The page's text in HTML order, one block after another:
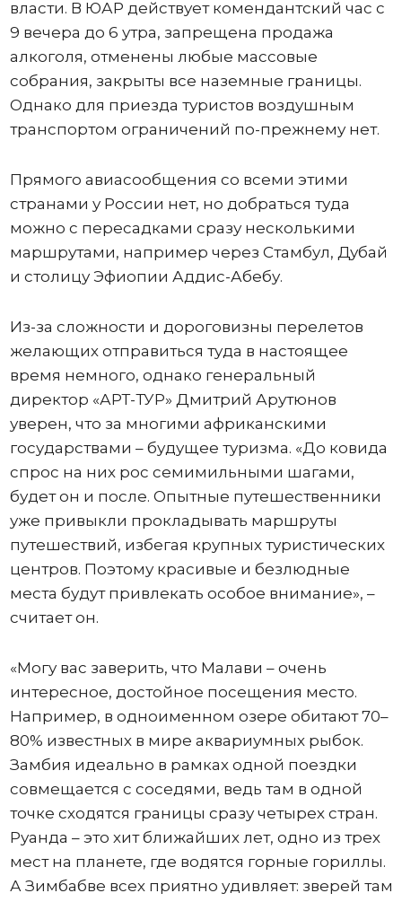
власти. В ЮАР действует комендантский час с
9 вечера до 6 утра, запрещена продажа
алкоголя, отменены любые массовые
собрания, закрыты все наземные границы.
Однако для приезда туристов воздушным
транспортом ограничений по-прежнему нет.
Прямого авиасообщения со всеми этими
странами у России нет, но добраться туда
можно с пересадками сразу несколькими
маршрутами, например через Стамбул, Дубай
и столицу Эфиопии Аддис-Абебу.
Из-за сложности и дороговизны перелетов
желающих отправиться туда в настоящее
время немного, однако генеральный
директор «АРТ-ТУР» Дмитрий Арутюнов
уверен, что за многими африканскими
государствами – будущее туризма. «До ковида
спрос на них рос семимильными шагами,
будет он и после. Опытные путешественники
уже привыкли прокладывать маршруты
путешествий, избегая крупных туристических
центров. Поэтому красивые и безлюдные
места будут привлекать особое внимание», –
считает он.
«Могу вас заверить, что Малави – очень
интересное, достойное посещения место.
Например, в одноименном озере обитают 70–
80% известных в мире аквариумных рыбок.
Замбия идеально в рамках одной поездки
совмещается с соседями, ведь там в одной
точке сходятся границы сразу четырех стран.
Руанда – это хит ближайших лет, одно из трех
мест на планете, где водятся горные гориллы.
А Зимбабве всех приятно удивляет: зверей там